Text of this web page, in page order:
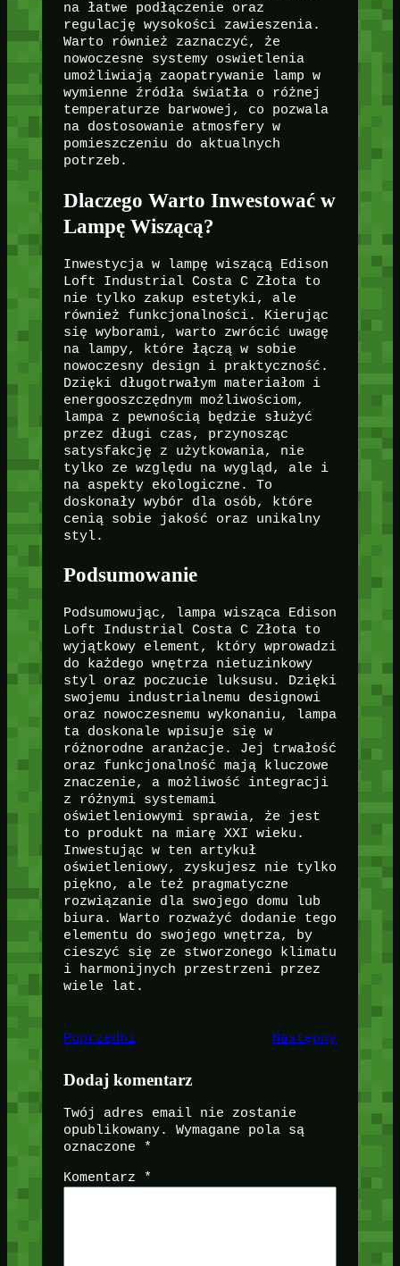
na łatwe podłączenie oraz
regulację wysokości zawieszenia.
Warto również zaznaczyć, że
nowoczesne systemy oswietlenia
umożliwiają zaopatrywanie lamp w
wymienne źródła światła o różnej
temperaturze barwowej, co pozwala
na dostosowanie atmosfery w
pomieszczeniu do aktualnych
potrzeb.
Dlaczego Warto Inwestować w
Lampę Wiszącą?
Inwestycja w lampę wiszącą Edison
Loft Industrial Costa C Złota to
nie tylko zakup estetyki, ale
również funkcjonalności. Kierując
się wyborami, warto zwrócić uwagę
na lampy, które łączą w sobie
nowoczesny design i praktyczność.
Dzięki długotrwałym materiałom i
energooszczędnym możliwościom,
lampa z pewnością będzie służyć
przez długi czas, przynosząc
satysfakcję z użytkowania, nie
tylko ze względu na wygląd, ale i
na aspekty ekologiczne. To
doskonały wybór dla osób, które
cenią sobie jakość oraz unikalny
styl.
Podsumowanie
Podsumowując, lampa wisząca Edison
Loft Industrial Costa C Złota to
wyjątkowy element, który wprowadzi
do każdego wnętrza nietuzinkowy
styl oraz poczucie luksusu. Dzięki
swojemu industrialnemu designowi
oraz nowoczesnemu wykonaniu, lampa
ta doskonale wpisuje się w
różnorodne aranżacje. Jej trwałość
oraz funkcjonalność mają kluczowe
znaczenie, a możliwość integracji
z różnymi systemami
oświetleniowymi sprawia, że jest
to produkt na miarę XXI wieku.
Inwestując w ten artykuł
oświetleniowy, zyskujesz nie tylko
piękno, ale też pragmatyczne
rozwiązanie dla swojego domu lub
biura. Warto rozważyć dodanie tego
elementu do swojego wnętrza, by
cieszyć się ze stworzonego klimatu
i harmonijnych przestrzeni przez
wiele lat.
Poprzedni Następny
Dodaj komentarz
Twój adres email nie zostanie
opublikowany.
Wymagane pola są
oznaczone
*
Komentarz *